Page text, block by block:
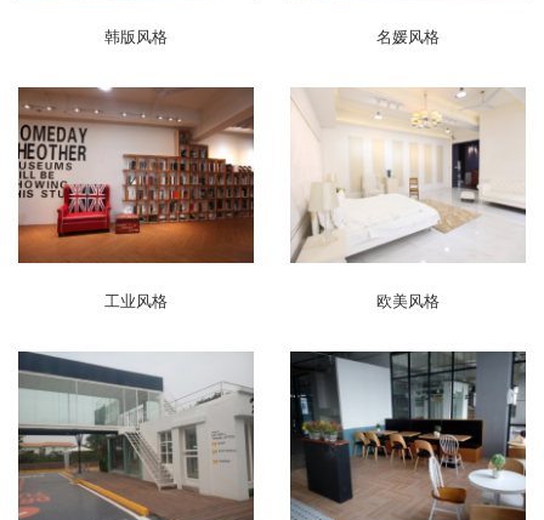
韩版风格 名媛风格
工业风格 欧美风格